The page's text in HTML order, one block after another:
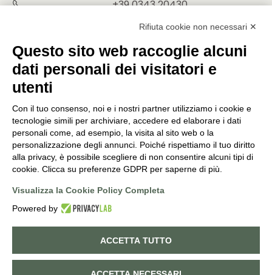
+39 0343 20430
INFO@PUNTOVERDEPRATA.IT
Orari di apertura
Lunedì - Sabato
8:30-12:15 | 14:45-19:00
Domenica
©2026PUNTO VERDE. ALL RIGHTS RESERVED. POWERED BY
NORATECH.
Cookie policy Privacy policy
Rifiuta cookie non necessari ✕
Questo sito web raccoglie alcuni
dati personali dei visitatori e
utenti
Con il tuo consenso, noi e i nostri partner utilizziamo i cookie e
tecnologie simili per archiviare, accedere ed elaborare i dati
personali come, ad esempio, la visita al sito web o la
personalizzazione degli annunci. Poiché rispettiamo il tuo diritto
alla privacy, è possibile scegliere di non consentire alcuni tipi di
cookie. Clicca su preferenze GDPR per saperne di più.
Visualizza la Cookie Policy Completa
Powered by
ACCETTA TUTTO